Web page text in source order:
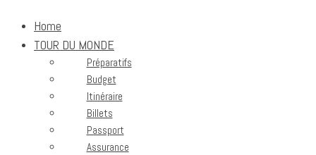
Home
TOUR DU MONDE
Préparatifs
Budget
Itinéraire
Billets
Passport
Assurance